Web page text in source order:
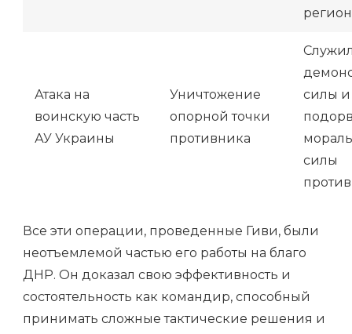
Атака на
воинскую часть
АУ Украины
Уничтожение
опорной точки
противника
силы и
силы
Все эти операции, проведенные Гиви, были
неотъемлемой частью его работы на благо
ДНР. Он доказал свою эффективность и
состоятельность как командир, способный
принимать сложные тактические решения и